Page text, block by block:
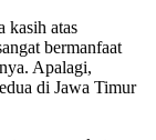
kasih atas
bermanfaat
Apalagi,
di Jawa Timur